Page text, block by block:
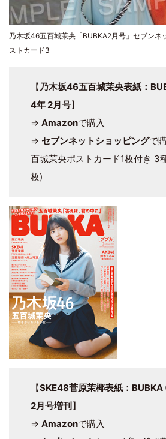
乃木坂46五百城茉央「BUBKA2月号」セブンネ
ストカード3
【 乃木坂46五百城茉央表紙：
4年 2月号】
⇒ Amazonで購入
⇒ セブンネットショッピングで
百城茉央ポストカード1枚付き 3
枚)
【SKE48菅原茉椰表紙：
2月号増刊 】
⇒ Amazonで購入